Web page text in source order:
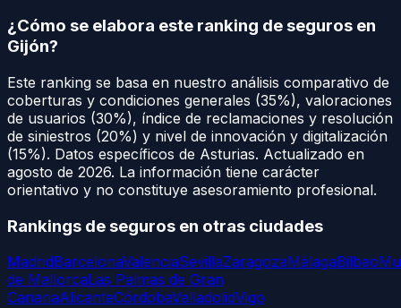
¿Cómo se elabora este ranking de seguros en
Gijón?
Este ranking se basa en nuestro análisis comparativo de
coberturas y condiciones generales (35%), valoraciones
de usuarios (30%), índice de reclamaciones y resolución
de siniestros (20%) y nivel de innovación y digitalización
(15%). Datos específicos de Asturias. Actualizado en
agosto de 2026. La información tiene carácter
orientativo y no constituye asesoramiento profesional.
Rankings de seguros en otras ciudades
MadridBarcelonaValenciaSevillaZaragozaMálagaBilbao
de MallorcaLas Palmas de Gran
CanariaAlicanteCórdobaValladolidVigo